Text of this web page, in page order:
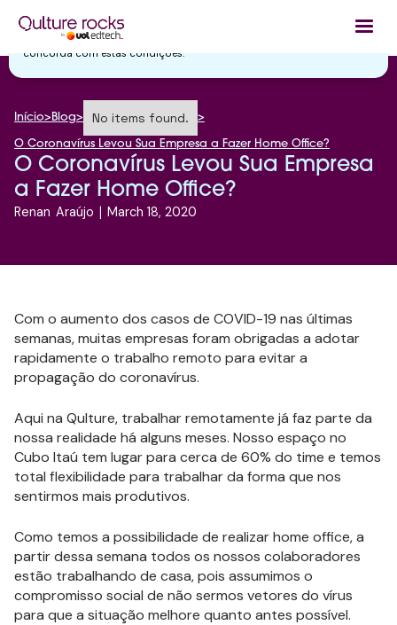
Utilizamos cookies essenciais e tecnologias semelhantes de acordo
com a nossaPolítica de Privacidade
concorda com estas condições.
Início> Blog> No items found. >
O Coronavírus Levou Sua Empresa a Fazer Home Office?
O Coronavírus Levou Sua Empresa
a Fazer Home Office?
Renan Araújo | March 18, 2020
Com o aumento dos casos de COVID-19 nas últimas
semanas, muitas empresas foram obrigadas a adotar
rapidamente o trabalho remoto para evitar a
propagação do coronavírus.
Aqui na Qulture, trabalhar remotamente já faz parte da
nossa realidade há alguns meses. Nosso espaço no
Cubo Itaú tem lugar para cerca de 60% do time e temos
total flexibilidade para trabalhar da forma que nos
sentirmos mais produtivos.
Como temos a possibilidade de realizar home office, a
partir dessa semana todos os nossos colaboradores
estão trabalhando de casa, pois assumimos o
compromisso social de não sermos vetores do vírus
para que a situação melhore quanto antes possível.